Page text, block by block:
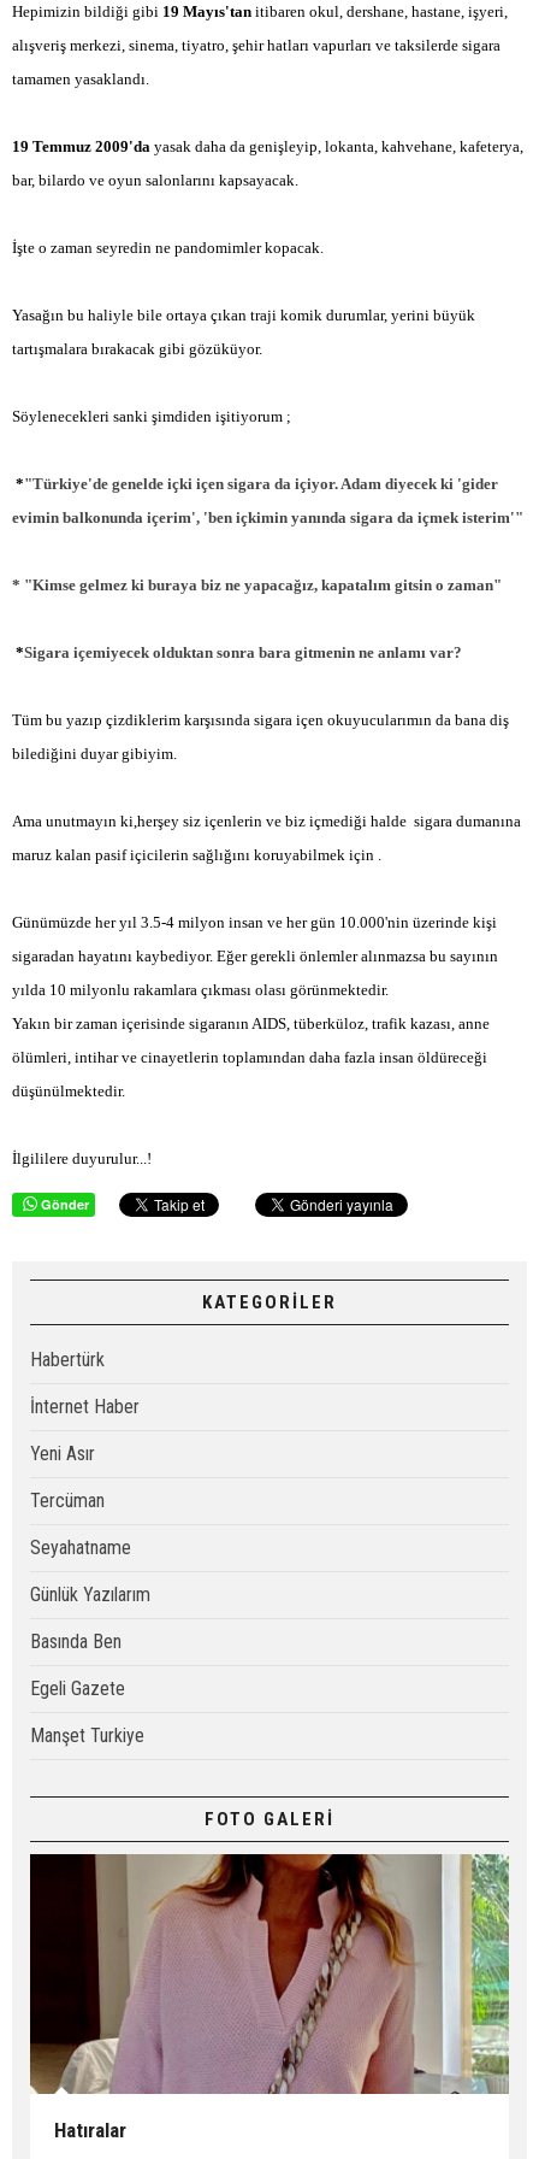
Hepimizin bildiği gibi 19 Mayıs'tan itibaren okul, dershane, hastane, işyeri,
alışveriş merkezi, sinema, tiyatro, şehir hatları vapurları ve taksilerde sigara
tamamen yasaklandı.
19 Temmuz 2009'da yasak daha da genişleyip, lokanta, kahvehane, kafeterya,
bar, bilardo ve oyun salonlarını kapsayacak.
İşte o zaman seyredin ne pandomimler kopacak.
Yasağın bu haliyle bile ortaya çıkan traji komik durumlar, yerini büyük
tartışmalara bırakacak gibi gözüküyor.
Söylenecekleri sanki şimdiden işitiyorum ;
*"Türkiye'de genelde içki içen sigara da içiyor. Adam diyecek ki 'gider
evimin balkonunda içerim', 'ben içkimin yanında sigara da içmek isterim'"
* "Kimse gelmez ki buraya biz ne yapacağız, kapatalım gitsin o zaman"
*Sigara içemiyecek olduktan sonra bara gitmenin ne anlamı var?
Tüm bu yazıp çizdiklerim karşısında sigara içen okuyucularımın da bana diş
bilediğini duyar gibiyim.
Ama unutmayın ki,herşey siz içenlerin ve biz içmediği halde sigara dumanına
maruz kalan pasif içicilerin sağlığını koruyabilmek için .
Günümüzde her yıl 3.5-4 milyon insan ve her gün 10.000'nin üzerinde kişi
sigaradan hayatını kaybediyor. Eğer gerekli önlemler alınmazsa bu sayının
yılda 10 milyonlu rakamlara çıkması olası görünmektedir.
Yakın bir zaman içerisinde sigaranın AIDS, tüberküloz, trafik kazası, anne
ölümleri, intihar ve cinayetlerin toplamından daha fazla insan öldüreceği
düşünülmektedir.
İlgililere duyurulur...!
Gönder
KATEGORİLER
Habertürk
İnternet Haber
Yeni Asır
Tercüman
Seyahatname
Günlük Yazılarım
Basında Ben
Egeli Gazete
Manşet Turkiye
FOTO GALERİ
Hatıralar